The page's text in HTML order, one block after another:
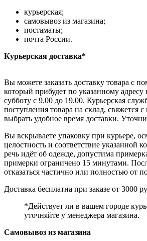
курьерская;
самовывоз из магазина;
постаматы;
почта России.
Курьерская доставка*
Вы можете заказать доставку товара с
который прибудет по указанному адресу
субботу с 9.00 до 19.00. Курьерская
поступления товара на склад, свяжется
выбрать удобное время доставки.
Вы вскрываете упаковку при курьере,
целостность и соответствие указанной
речь идёт об одежде, допустима
примерки ограничено 15 минутами.
отказаться частично или полностью от
Доставка бесплатна при заказе от 3000
*Действует ли в вашем городе
уточняйте у менеджера магазина.
Самовывоз из магазина